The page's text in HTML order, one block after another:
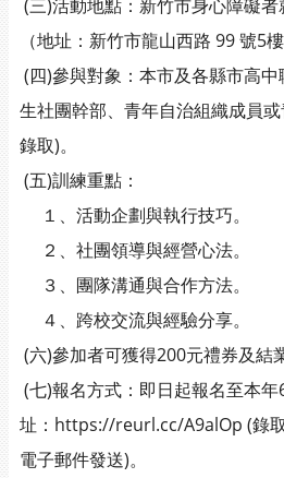
(三)活動地點：新竹市身心障礙
（地址：新竹市龍山西路 99 號5樓
(四)參與對象：本市及各縣市高
生社團幹部、青年自治組織成員
錄取)。
(五)訓練重點：
１、活動企劃與執行技巧。
２、社團領導與經營心法。
３、團隊溝通與合作方法。
４、跨校交流與經驗分享。
(六)參加者可獲得200元禮券及結
(七)報名方式：即日起報名至本
址：https://reurl.cc/A9alOp (錄
電子郵件發送)。